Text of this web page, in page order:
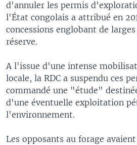
d'annuler les permis
l'État congolais a attribué en
concessions englobant de
réserve.
A l'issue d'une intense
locale, la RDC a suspendu ces
commandé une "étude"
d'une éventuelle exploitation
l'environnement.
Les opposants au forage